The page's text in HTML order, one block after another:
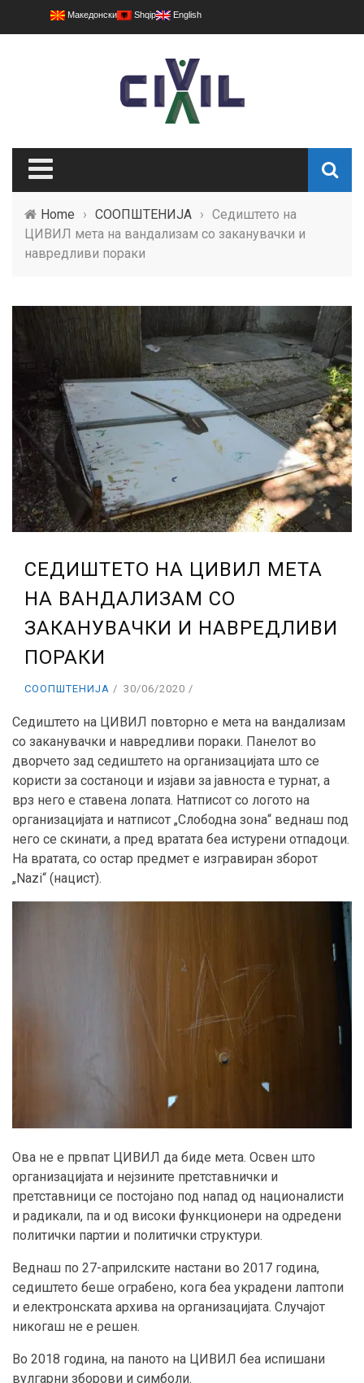
Македонски Shqip English
Home › СООПШТЕНИЈА › Седиштето на
ЦИВИЛ мета на вандализам со заканувачки и
навредливи пораки
СЕДИШТЕТО НА ЦИВИЛ МЕТА
НА ВАНДАЛИЗАМ СО
ЗАКАНУВАЧКИ И НАВРЕДЛИВИ
ПОРАКИ
СООПШТЕНИЈА 30/06/2020
Седиштето на ЦИВИЛ повторно е мета на вандализам
со заканувачки и навредливи пораки. Панелот во
дворчето зад седиштето на организацијата што се
користи за состаноци и изјави за јавноста е турнат, а
врз него е ставена лопата. Натписот со логото на
организацијата и натписот „Слободна зона“ веднаш под
него се скинати, а пред вратата беа истурени отпадоци.
На вратата, со остар предмет е изгравиран зборот
„Nazi“ (нацист).
Ова не е првпат ЦИВИЛ да биде мета. Освен што
организацијата и нејзините претставнички и
претставници се постојано под напад од националисти
и радикали, па и од високи функционери на одредени
политички партии и политички структури.
Веднаш по 27-априлските настани во 2017 година,
седиштето беше ограбено, кога беа украдени лаптопи
и електронската архива на организацијата. Случајот
никогаш не е решен.
Во 2018 година, на паното на ЦИВИЛ беа испишани
вулгарни зборови и симболи.